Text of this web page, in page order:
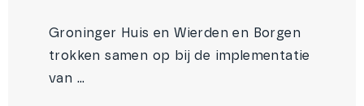
Groninger Huis en Wierden en Borgen
trokken samen op bij de implementatie
van ...